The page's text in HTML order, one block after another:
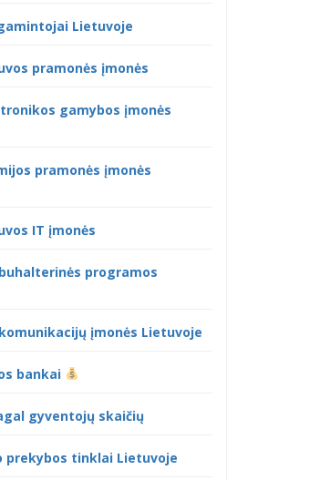
Lietuvoje
pramonės įmonės
gamybos įmonės
pramonės įmonės
IT įmonės
programos
įmonės Lietuvoje
bankai
gyventojų skaičių
prekybos tinklai Lietuvoje